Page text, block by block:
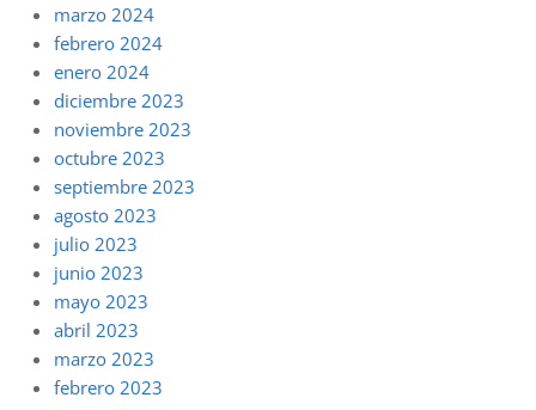
marzo 2024
febrero 2024
enero 2024
diciembre 2023
noviembre 2023
octubre 2023
septiembre 2023
agosto 2023
julio 2023
junio 2023
mayo 2023
abril 2023
marzo 2023
febrero 2023